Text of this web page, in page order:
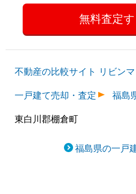
不動産の比較サイト リビン
一戸建て売却・査定
福島
東白川郡棚倉町
福島県の一戸